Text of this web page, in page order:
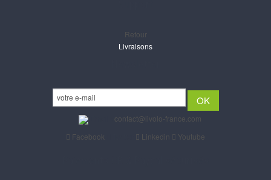
Retour
Livraisons
contact@livolo-france.com
Facebook
Linkedin Youtube